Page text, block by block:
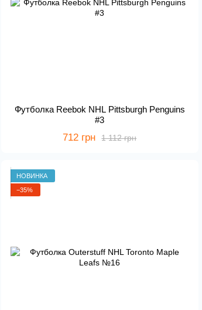
Футболка Reebok NHL Pittsburgh Penguins
#3
1 112 грн
712 грн
НОВИНКА
−35%